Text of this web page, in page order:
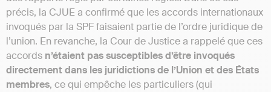
précis, la CJUE a confirmé que les accords internationaux
invoqués par la SPF faisaient partie de l’ordre juridique de
l’union. En revanche, la Cour de Justice a rappelé que ces
accords n’étaient pas susceptibles d’être invoqués
directement dans les juridictions de l’Union et des États
membres, ce qui empêche les particuliers (qui